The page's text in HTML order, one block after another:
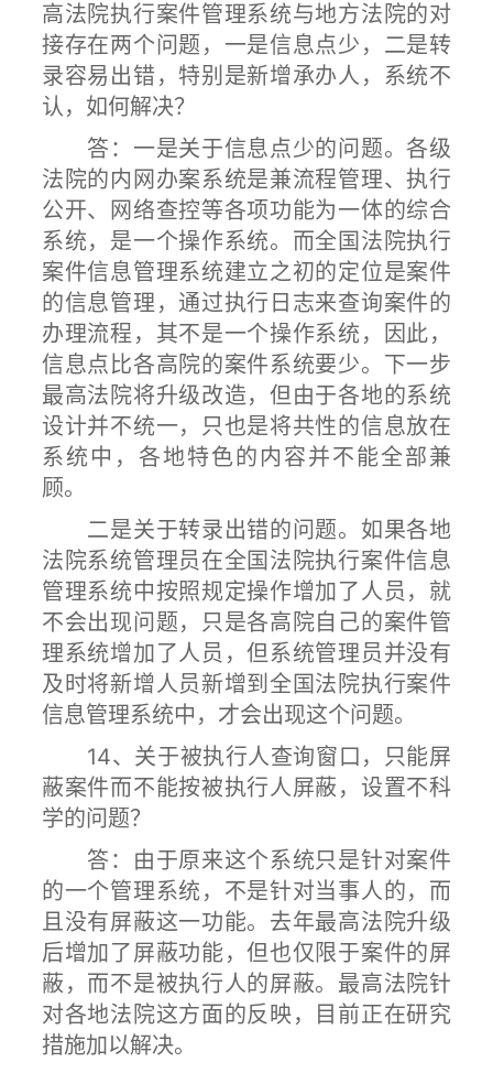
高法院执行案件管理系统与地方法院的对
接存在两个问题，一是信息点少，二是转
录容易出错，特别是新增承办人，系统不
认，如何解决？
答：一是关于信息点少的问题。各级
法院的内网办案系统是兼流程管理、执行
公开、网络查控等各项功能为一体的综合
系统，是一个操作系统。而全国法院执行
案件信息管理系统建立之初的定位是案件
的信息管理，通过执行日志来查询案件的
办理流程，其不是一个操作系统，因此，
信息点比各高院的案件系统要少。下一步
最高法院将升级改造，但由于各地的系统
设计并不统一，只也是将共性的信息放在
系统中，各地特色的内容并不能全部兼
顾。
二是关于转录出错的问题。如果各地
法院系统管理员在全国法院执行案件信息
管理系统中按照规定操作增加了人员，就
不会出现问题，只是各高院自己的案件管
理系统增加了人员，但系统管理员并没有
及时将新增人员新增到全国法院执行案件
信息管理系统中，才会出现这个问题。
14、关于被执行人查询窗口，只能屏
蔽案件而不能按被执行人屏蔽，设置不科
学的问题？
答：由于原来这个系统只是针对案件
的一个管理系统，不是针对当事人的，而
且没有屏蔽这一功能。去年最高法院升级
后增加了屏蔽功能，但也仅限于案件的屏
蔽，而不是被执行人的屏蔽。最高法院针
对各地法院这方面的反映，目前正在研究
措施加以解决。